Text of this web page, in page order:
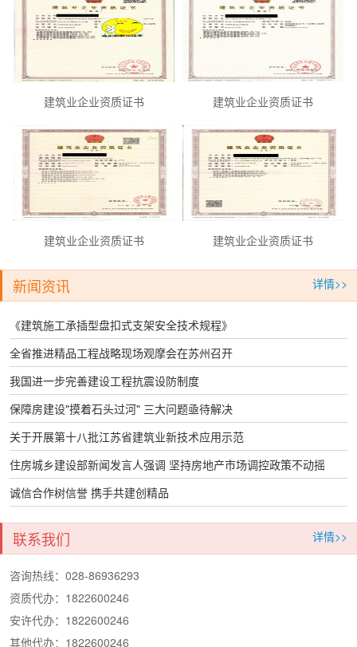
建筑业企业资质证书 建筑业企业资质证书
建筑业企业资质证书 建筑业企业资质证书
新闻资讯 详情>>
《建筑施工承插型盘扣式支架安全技术规程》
全省推进精品工程战略现场观摩会在苏州召开
我国进一步完善建设工程抗震设防制度
保障房建设"摸着石头过河" 三大问题亟待解决
关于开展第十八批江苏省建筑业新技术应用示范
住房城乡建设部新闻发言人强调 坚持房地产市场调控政策不动摇
诚信合作树信誉 携手共建创精品
联系我们 详情>>
咨询热线：028-86936293
资质代办：1822600246
安许代办：1822600246
其他代办：1822600246